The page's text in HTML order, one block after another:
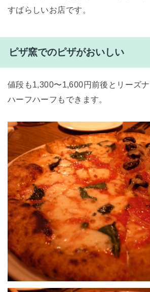
すばらしいお店です。
ピザ窯でのピザがおいしい
値段も1,300〜1,600円前後とリーズナ
ハーフハーフもできます。